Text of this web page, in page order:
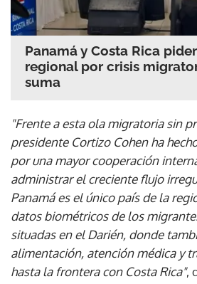
Panamá y Costa Rica
regional por crisis
suma
"Frente a esta ola migratoria sin
presidente Cortizo Cohen ha
por una mayor cooperación
administrar el creciente flujo
Panamá es el único país de la
datos biométricos de los
situadas en el Darién, donde
alimentación, atención médica y
hasta la frontera con Costa Rica",